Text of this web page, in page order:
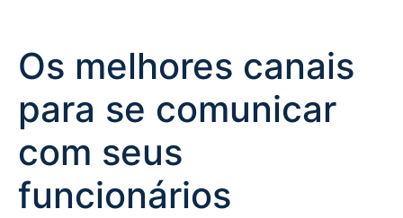
Os melhores canais
para se comunicar
com seus
funcionários